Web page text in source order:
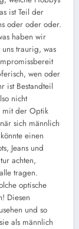
ist Teil der
oder oder oder.
haben wir
traurig, was
wen oder
ist Bestandteil
nicht
mit der Optik
sich männlich
einen
Jeans und
achten,
tragen.
optische
Diesen
und so
als männlich